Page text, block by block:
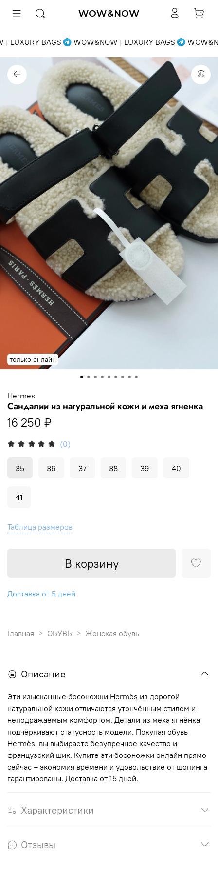
WOW&NOW
LUXURY BAGS WOW&NOW | LUXURY BAGS
только онлайн
(0)
Hermes
Сандалии из натуральной кожи и меха ягненка
16 250 ₽
Таблица размеров
В корзину
Доставка от 5 дней
35 36 37 38 39 40
41
Главная ОБУВЬ Женская обувь
Описание
Эти изысканные босоножки Hermès из дорогой
натуральной кожи отличаются утончённым стилем и
неподражаемым комфортом. Детали из меха ягнёнка
подчёркивают статусность модели. Покупая обувь
Hermès, вы выбираете безупречное качество и
французский шик. Купите эти босоножки онлайн прямо
сейчас – экономия времени и удовольствие от шопинга
гарантированы. Доставка от 15 дней.
Характеристики
Отзывы